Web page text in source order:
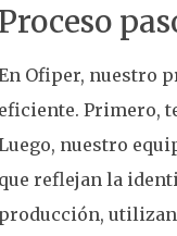
Proceso
Ofiper, nuestro
eficiente. Primero,
nuestro
que reflejan la
producción,